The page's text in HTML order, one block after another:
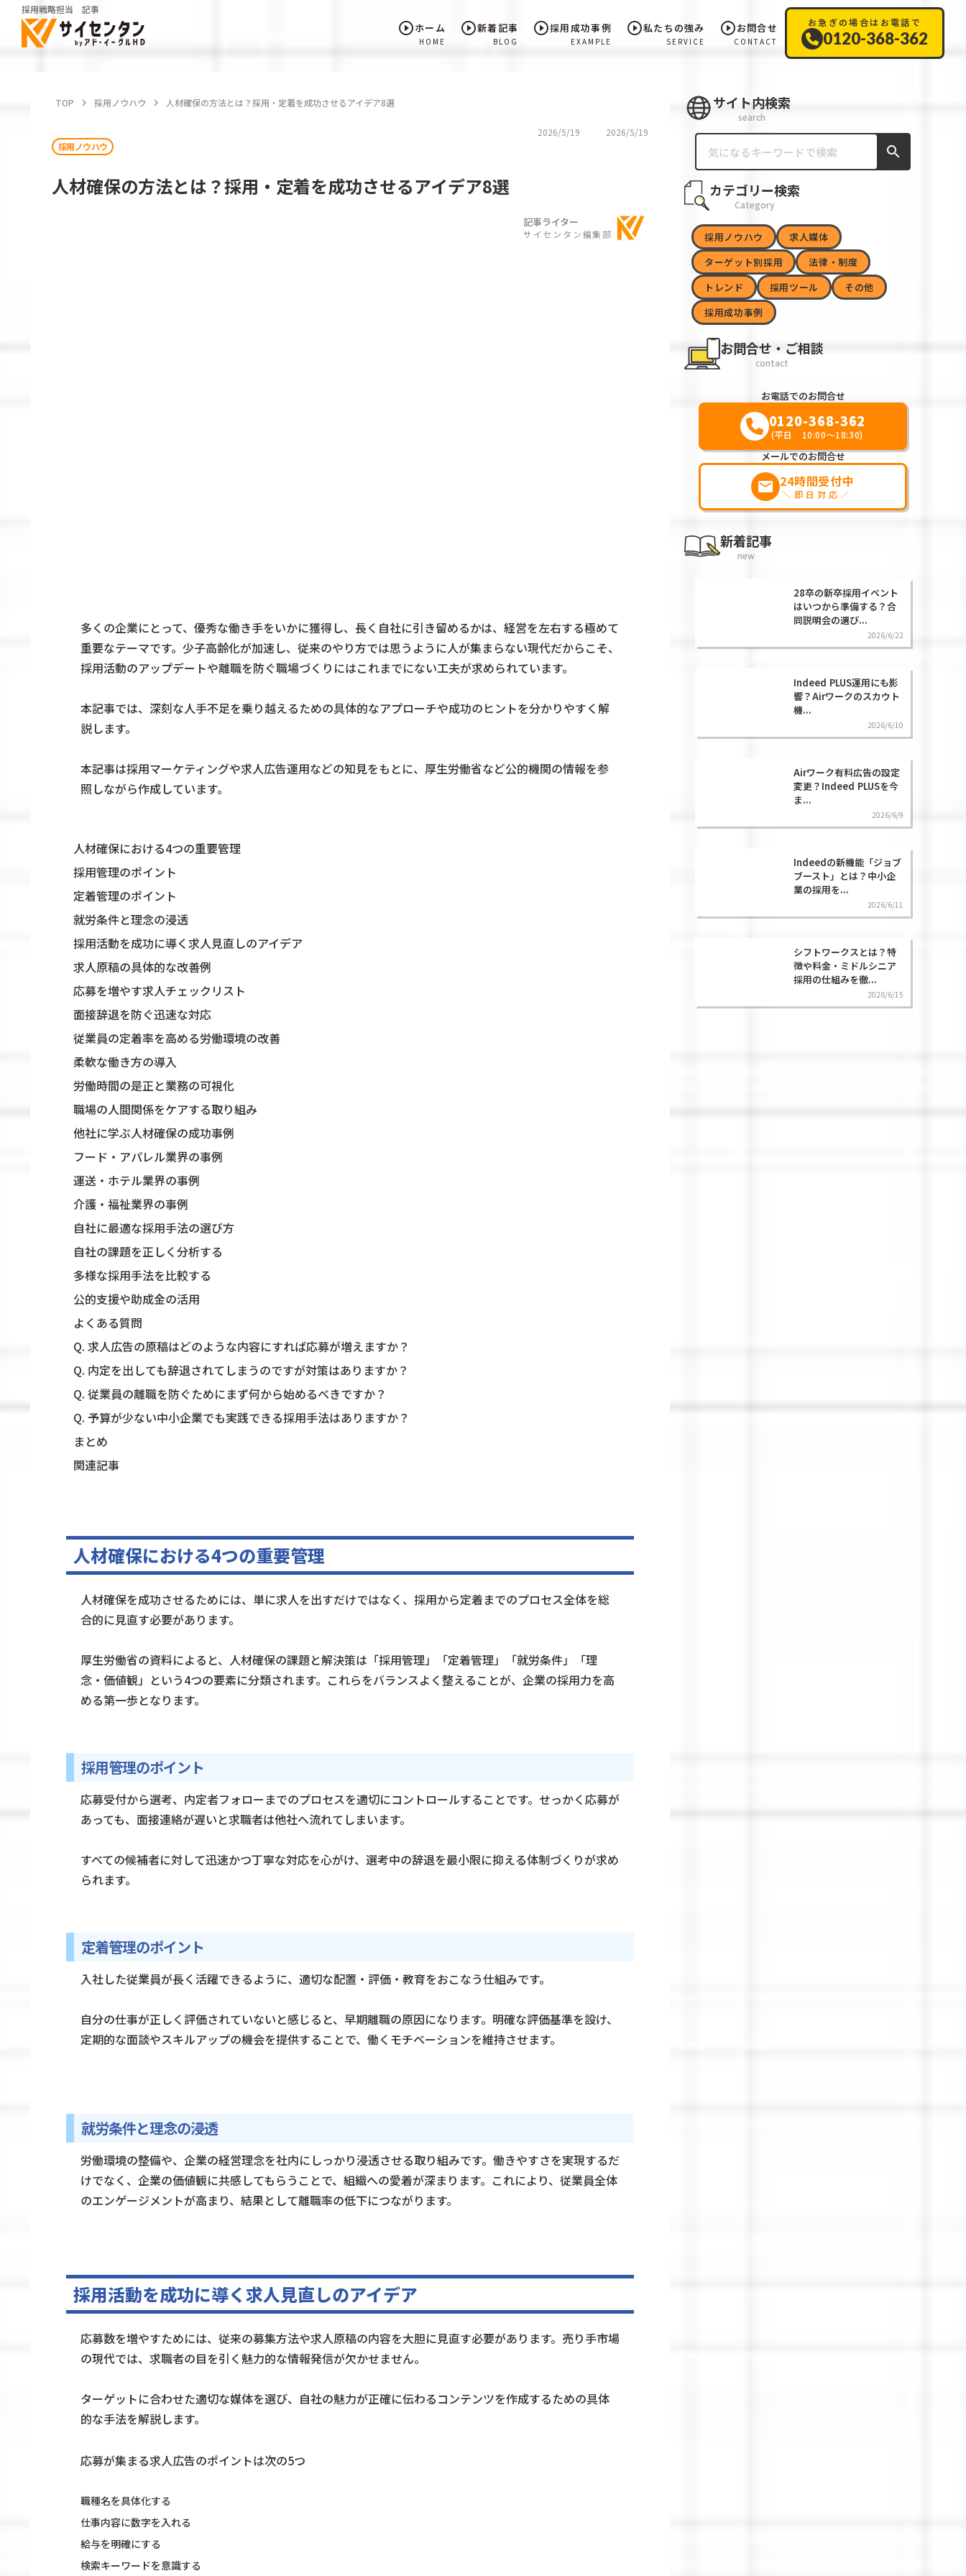
play_circle_outlineホーム
HOME
play_circle_outline新着記事
BLOG
play_circle_outline採用成功事例
EXAMPLE
play_circle_outline私たちの強み
SERVICE
play_circle_outlineお問合せ
CONTACT
お急ぎの場合はお電話で
0120-368-362
TOP keyboard_arrow_right 採用ノウハウ keyboard_arrow_right 人材確保の方法とは？採用・定着を成功させるアイデア8選
2026/5/19
2026/5/19
採用ノウハウ
人材確保の方法とは？採用・定着を成功させるアイデア8選
記事ライター
サイセンタン編集部
多くの企業にとって、優秀な働き手をいかに獲得し、長く自社に引き留めるかは、経営を左右する極めて
重要なテーマです。少子高齢化が加速し、従来のやり方では思うように人が集まらない現代だからこそ、
採用活動のアップデートや離職を防ぐ職場づくりにはこれまでにない工夫が求められています。
本記事では、深刻な人手不足を乗り越えるための具体的なアプローチや成功のヒントを分かりやすく解
説します。
本記事は採用マーケティングや求人広告運用などの知見をもとに、厚生労働省など公的機関の情報を参
照しながら作成しています。
人材確保における4つの重要管理
採用管理のポイント
定着管理のポイント
就労条件と理念の浸透
採用活動を成功に導く求人見直しのアイデア
求人原稿の具体的な改善例
応募を増やす求人チェックリスト
面接辞退を防ぐ迅速な対応
従業員の定着率を高める労働環境の改善
柔軟な働き方の導入
労働時間の是正と業務の可視化
職場の人間関係をケアする取り組み
他社に学ぶ人材確保の成功事例
フード・アパレル業界の事例
運送・ホテル業界の事例
介護・福祉業界の事例
自社に最適な採用手法の選び方
自社の課題を正しく分析する
多様な採用手法を比較する
公的支援や助成金の活用
よくある質問
Q. 求人広告の原稿はどのような内容にすれば応募が増えますか？
Q. 内定を出しても辞退されてしまうのですが対策はありますか？
Q. 従業員の離職を防ぐためにまず何から始めるべきですか？
Q. 予算が少ない中小企業でも実践できる採用手法はありますか？
まとめ
関連記事
人材確保における4つの重要管理
人材確保を成功させるためには、単に求人を出すだけではなく、採用から定着までのプロセス全体を総
合的に見直す必要があります。
厚生労働省の資料によると、人材確保の課題と解決策は「採用管理」「定着管理」「就労条件」「理
念・価値観」という4つの要素に分類されます。これらをバランスよく整えることが、企業の採用力を高
める第一歩となります。
採用管理のポイント
応募受付から選考、内定者フォローまでのプロセスを適切にコントロールすることです。せっかく応募が
あっても、面接連絡が遅いと求職者は他社へ流れてしまいます。
すべての候補者に対して迅速かつ丁寧な対応を心がけ、選考中の辞退を最小限に抑える体制づくりが求め
られます。
定着管理のポイント
入社した従業員が長く活躍できるように、適切な配置・評価・教育をおこなう仕組みです。
自分の仕事が正しく評価されていないと感じると、早期離職の原因になります。明確な評価基準を設け、
定期的な面談やスキルアップの機会を提供することで、働くモチベーションを維持させます。
就労条件と理念の浸透
労働環境の整備や、企業の経営理念を社内にしっかり浸透させる取り組みです。働きやすさを実現するだ
けでなく、企業の価値観に共感してもらうことで、組織への愛着が深まります。これにより、従業員全体
のエンゲージメントが高まり、結果として離職率の低下につながります。
採用活動を成功に導く求人見直しのアイデア
応募数を増やすためには、従来の募集方法や求人原稿の内容を大胆に見直す必要があります。売り手市場
の現代では、求職者の目を引く魅力的な情報発信が欠かせません。
ターゲットに合わせた適切な媒体を選び、自社の魅力が正確に伝わるコンテンツを作成するための具体
的な手法を解説します。
応募が集まる求人広告のポイントは次の5つ
職種名を具体化する
仕事内容に数字を入れる
給与を明確にする
検索キーワードを意識する
サイト内検索
search
search
カテゴリー検索
Category
採用ノウハウ
求人媒体
ターゲット別採用
法律・制度
トレンド
採用ツール
その他
採用成功事例
お問合せ・ご相談
contact
お電話でのお問合せ
0120-368-362
(平日 10:00～18:30)
メールでのお問合せ
markunread 24時間受付中
＼即日対応／
新着記事
new
28卒の新卒採用イベント
はいつから準備する？合
同説明会の選び...
2026/6/22
Indeed PLUS運用にも影
響？Airワークのスカウト
機...
2026/6/10
Airワーク有料広告の設定
変更？Indeed PLUSを今
ま...
2026/6/9
Indeedの新機能「ジョブ
ブースト」とは？中小企
業の採用を...
2026/6/11
シフトワークスとは？特
徴や料金・ミドルシニア
採用の仕組みを徹...
2026/6/15
採用戦略担当 記事